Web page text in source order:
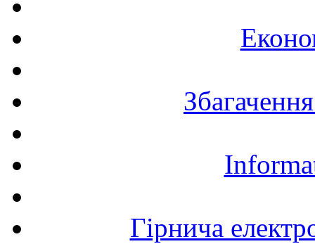
Гірнича